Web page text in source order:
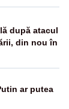
după atacul
din nou în
ar putea